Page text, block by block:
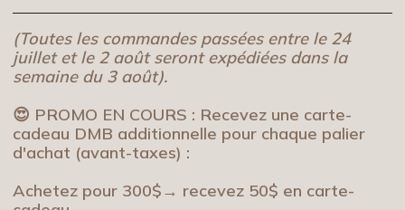
(Toutes les commandes passées entre le 24
juillet et le 2 août seront expédiées dans la
semaine du 3 août).
😍 PROMO EN COURS : Recevez une carte-
cadeau DMB additionnelle pour chaque palier
d'achat (avant-taxes) :
Achetez pour 300$→ recevez 50$ en carte-